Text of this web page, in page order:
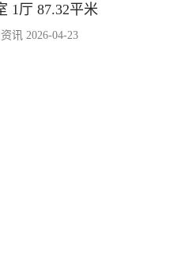
1厅 87.32平米
讯 2026-04-23